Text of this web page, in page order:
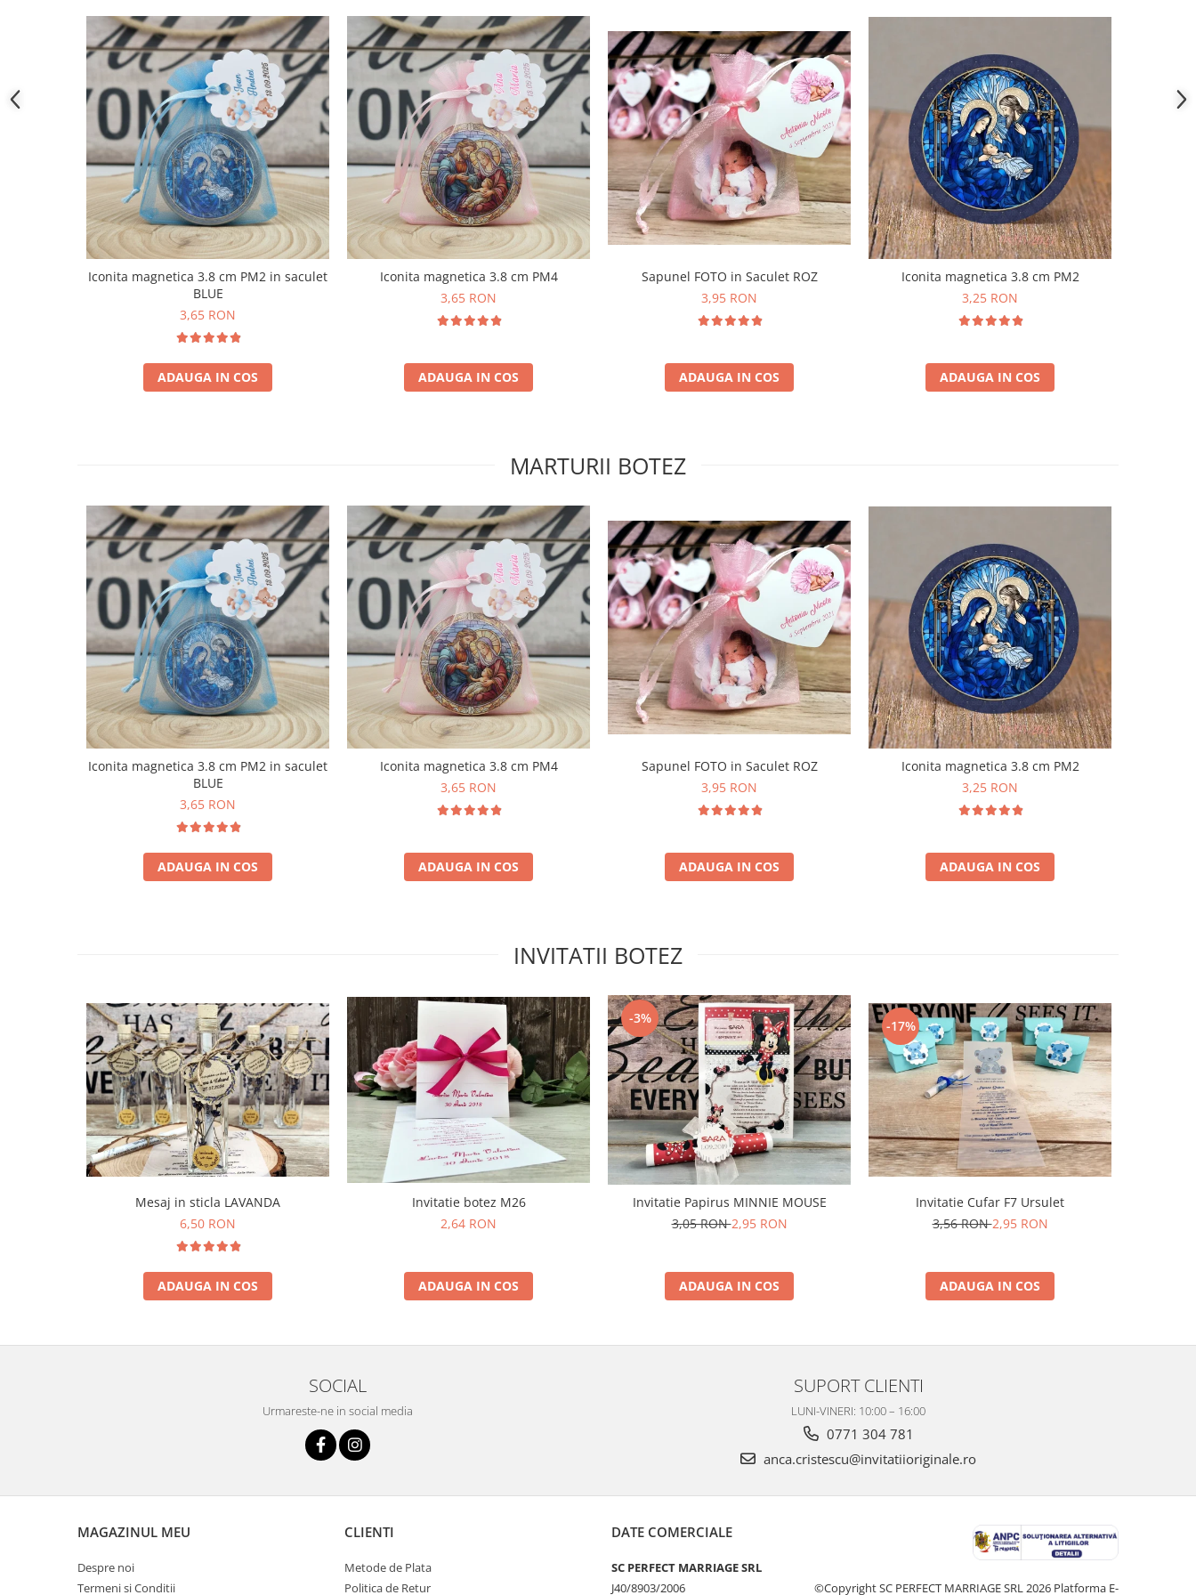
Iconita magnetica 3.8 cm PM2 in saculet
BLUE
3,65 RON
ADAUGA IN COS
Iconita magnetica 3.8 cm PM4
3,65 RON
ADAUGA IN COS
Sapunel FOTO in Saculet ROZ
3,95 RON
ADAUGA IN COS
Iconita magnetica 3.8 cm PM2
3,25 RON
ADAUGA IN COS
MARTURII BOTEZ
Iconita magnetica 3.8 cm PM2 in saculet
BLUE
3,65 RON
ADAUGA IN COS
Iconita magnetica 3.8 cm PM4
3,65 RON
ADAUGA IN COS
Sapunel FOTO in Saculet ROZ
3,95 RON
ADAUGA IN COS
Iconita magnetica 3.8 cm PM2
3,25 RON
ADAUGA IN COS
INVITATII BOTEZ
Mesaj in sticla LAVANDA
6,50 RON
ADAUGA IN COS
Invitatie botez M26
2,64 RON
ADAUGA IN COS
-3%
Invitatie Papirus MINNIE MOUSE
3,05 RON2,95 RON
ADAUGA IN COS
-17%
Invitatie Cufar F7 Ursulet
3,56 RON2,95 RON
ADAUGA IN COS
SOCIAL
Urmareste-ne in social media
SUPORT CLIENTI
LUNI-VINERI: 10:00 – 16:00
0771 304 781
anca.cristescu@invitatiioriginale.ro
MAGAZINUL MEU
Despre noi
Termeni si Conditii
CLIENTI
Metode de Plata
Politica de Retur
DATE COMERCIALE
SC PERFECT MARRIAGE SRL
J40/8903/2006
©Copyright SC PERFECT MARRIAGE SRL 2026 Platforma E-